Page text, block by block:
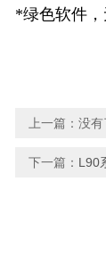
*绿色软件，
上一篇：没有
下一篇： L90